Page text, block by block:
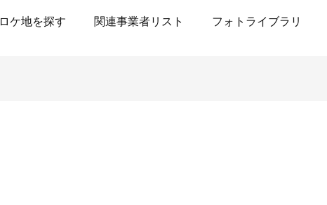
ロケ地を探す 関連事業者リスト フォトライブラリ